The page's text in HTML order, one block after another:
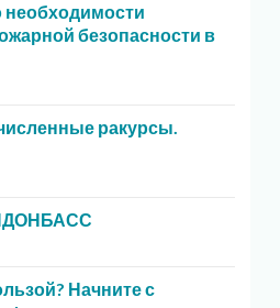
безопасности в
ракурсы.
Начните с